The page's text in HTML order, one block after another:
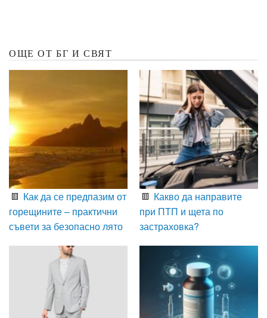
ОЩЕ ОТ БГ И СВЯТ
Как да се предпазим от
горещините – практични
съвети за безопасно лято
Какво да направите
при ПТП и щета по
застраховка?